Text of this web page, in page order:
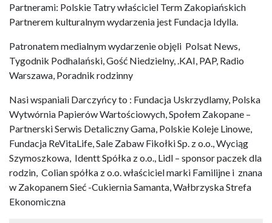
Partnerami: Polskie Tatry właściciel Term Zakopiańskich
Partnerem kulturalnym wydarzenia jest Fundacja Idylla.
Patronatem medialnym wydarzenie objęli Polsat News,
Tygodnik Podhalański, Gość Niedzielny, .KAI, PAP, Radio
Warszawa, Poradnik rodzinny
Nasi wspaniali Darczyńcy to : Fundacja Uskrzydlamy, Polska
Wytwórnia Papierów Wartościowych, Społem Zakopane –
Partnerski Serwis Detaliczny Gama, Polskie Koleje Linowe,
Fundacja ReVitaLife, Sale Zabaw Fikołki Sp. z o.o., Wyciąg
Szymoszkowa, Identt Spółka z o.o., Lidl – sponsor paczek dla
rodzin, Colian spółka z o.o. właściciel marki Familijne i znana
w Zakopanem Sieć -Cukiernia Samanta, Wałbrzyska Strefa
Ekonomiczna